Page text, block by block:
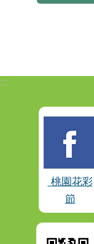
:::
桃園花彩
節